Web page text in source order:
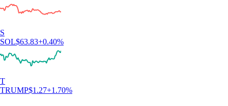
S
SOL$63.83+0.40%
T
TRUMP$1.27+1.70%